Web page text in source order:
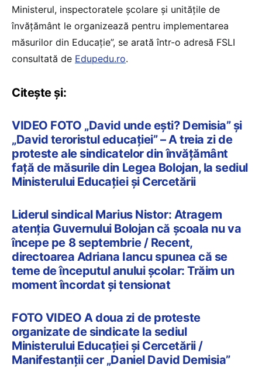
Ministerul, inspectoratele școlare şi unităţile de
învăţământ le organizează pentru implementarea
măsurilor din Educație”, se arată într-o adresă FSLI
consultată de Edupedu.ro.
Citește și:
VIDEO FOTO „David unde ești? Demisia” și
„David teroristul educației” – A treia zi de
proteste ale sindicatelor din învățământ
față de măsurile din Legea Bolojan, la sediul
Ministerului Educației și Cercetării
Liderul sindical Marius Nistor: Atragem
atenția Guvernului Bolojan că școala nu va
începe pe 8 septembrie / Recent,
directoarea Adriana Iancu spunea că se
teme de începutul anului școlar: Trăim un
moment încordat și tensionat
FOTO VIDEO A doua zi de proteste
organizate de sindicate la sediul
Ministerului Educației și Cercetării /
Manifestanții cer „Daniel David Demisia”